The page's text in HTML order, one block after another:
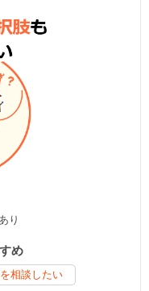
り
め
相談したい